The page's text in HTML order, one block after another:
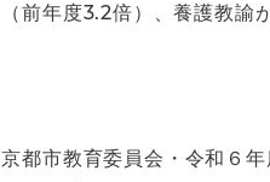
（前年度3.2倍）、養護教
京都市教育委員会・令和６